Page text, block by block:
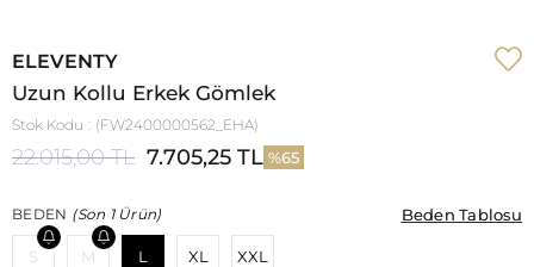
ELEVENTY
Uzun Kollu Erkek Gömlek
Stok Kodu (FW2400000562_EHA)
22.015,00 TL 7.705,25 TL 65
BEDEN (Son 1 Ürün) Beden Tablosu
Beden Tablosu
S M L XL XXL